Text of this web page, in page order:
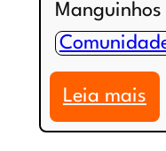
Leia mais: